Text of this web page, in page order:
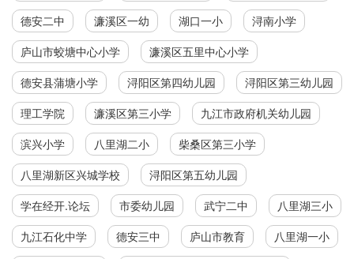
德安二中 濂溪区一幼 湖口一小 浔南小学
庐山市蛟塘中心小学 濂溪区五里中心小学
德安县蒲塘小学 浔阳区第四幼儿园 浔阳区第三幼儿园
理工学院 濂溪区第三小学 九江市政府机关幼儿园
滨兴小学 八里湖二小 柴桑区第三小学
八里湖新区兴城学校 浔阳区第五幼儿园
学在经开.论坛 市委幼儿园 武宁二中 八里湖三小
九江石化中学 德安三中 庐山市教育 八里湖一小